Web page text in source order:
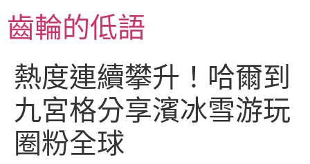
至
主齒輪的低語
熱度連續攀升！哈爾到
九宮格分享濱冰雪游玩
圈粉全球